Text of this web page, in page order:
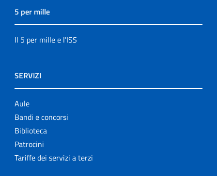
5 per mille
Il 5 per mille e l'ISS
SERVIZI
Aule
Bandi e concorsi
Biblioteca
Patrocini
Tariffe dei servizi a terzi